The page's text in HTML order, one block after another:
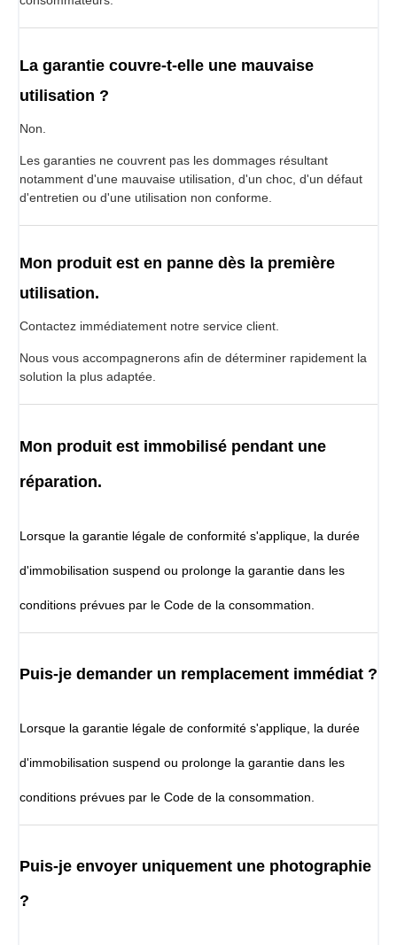
La garantie couvre-t-elle une mauvaise
utilisation ?
Non.
Les garanties ne couvrent pas les dommages résultant
notamment d'une mauvaise utilisation, d'un choc, d'un défaut
d'entretien ou d'une utilisation non conforme.
Mon produit est en panne dès la première
utilisation.
Contactez immédiatement notre service client.
Nous vous accompagnerons afin de déterminer rapidement la
solution la plus adaptée.
Mon produit est immobilisé pendant une
réparation.
Lorsque la garantie légale de conformité s'applique, la durée
d'immobilisation suspend ou prolonge la garantie dans les
conditions prévues par le Code de la consommation.
Puis-je demander un remplacement immédiat ?
Lorsque la garantie légale de conformité s'applique, la durée
d'immobilisation suspend ou prolonge la garantie dans les
conditions prévues par le Code de la consommation.
Puis-je envoyer uniquement une photographie
?